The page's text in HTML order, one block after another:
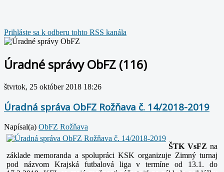
Prihláste sa k odberu tohto RSS kanála
Úradné správy ObFZ (116)
štvrtok, 25 október 2018 18:26
Úradná správa ObFZ Rožňava č. 14/2018-2019
Napísal(a) ObFZ Rožňava
ŠTK VsFZ na
základe memoranda a spolupráci KSK organizuje Zimný turnaj
pod názvom Krajská futbalová liga v termíne od 13.1. do